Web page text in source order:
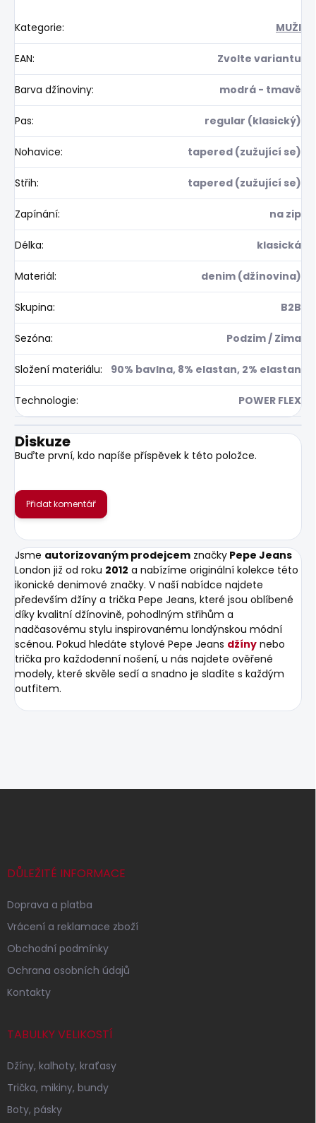
Kategorie: MUŽI
EAN: Zvolte variantu
Barva džínoviny: modrá - tmavě
Pas: regular (klasický)
Nohavice: tapered (zužující se)
Střih: tapered (zužující se)
Zapínání: na zip
Délka: klasická
Materiál: denim (džínovina)
Skupina: B2B
Sezóna: Podzim / Zima
Složení materiálu: 90% bavlna, 8% elastan, 2% elastan
Technologie: POWER FLEX
Diskuze
Buďte první, kdo napíše příspěvek k této položce.
Přidat komentář
Jsme autorizovaným prodejcem značky Pepe Jeans
London již od roku 2012 a nabízíme originální kolekce této
ikonické denimové značky. V naší nabídce najdete
především džíny a trička Pepe Jeans, které jsou oblíbené
díky kvalitní džínovině, pohodlným střihům a
nadčasovému stylu inspirovanému londýnskou módní
scénou. Pokud hledáte stylové Pepe Jeans džíny nebo
trička pro každodenní nošení, u nás najdete ověřené
modely, které skvěle sedí a snadno je sladíte s každým
outfitem.
Z
DŮLEŽITÉ INFORMACE
Doprava a platba
Vrácení a reklamace zboží
Obchodní podmínky
Ochrana osobních údajů
Kontakty
TABULKY VELIKOSTÍ
Džíny, kalhoty, kraťasy
Trička, mikiny, bundy
Boty, pásky